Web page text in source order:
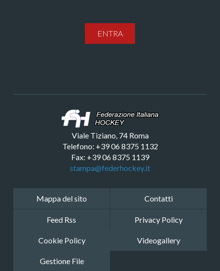
ENTRA
Viale Tiziano, 74 Roma
Telefono: +39 06 8375 1132
Fax: +39 06 8375 1139
stampa@federhockey.it
Mappa del sito Contatti
Feed Rss Privacy Policy
Cookie Policy Videogallery
Gestione File